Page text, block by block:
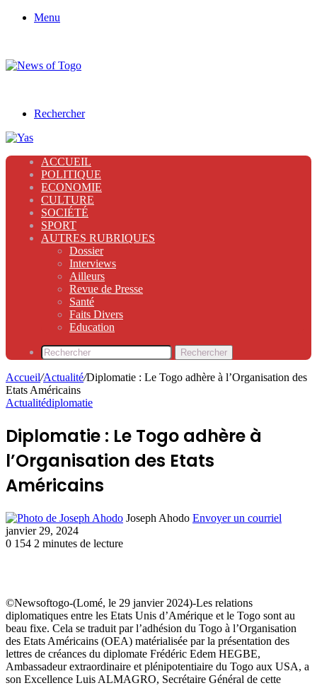
Menu
Rechercher
ACCUEIL
POLITIQUE
ECONOMIE
CULTURE
SOCIÉTÉ
SPORT
AUTRES RUBRIQUES
Dossier
Interviews
Ailleurs
Revue de Presse
Santé
Faits Divers
Education
Rechercher
Accueil/Actualité/Diplomatie : Le Togo adhère à l’Organisation des
Etats Américains
Actualitédiplomatie
Diplomatie : Le Togo adhère à
l’Organisation des Etats
Américains
Joseph Ahodo Envoyer un courriel
janvier 29, 2024
0 154 2 minutes de lecture
©Newsoftogo-(Lomé, le 29 janvier 2024)-Les relations
diplomatiques entre les Etats Unis d’Amérique et le Togo sont au
beau fixe. Cela se traduit par l’adhésion du Togo à l’Organisation
des Etats Américains (OEA) matérialisée par la présentation des
lettres de créances du diplomate Frédéric Edem HEGBE,
Ambassadeur extraordinaire et plénipotentiaire du Togo aux USA, a
son Excellence Luis ALMAGRO, Secrétaire Général de cette